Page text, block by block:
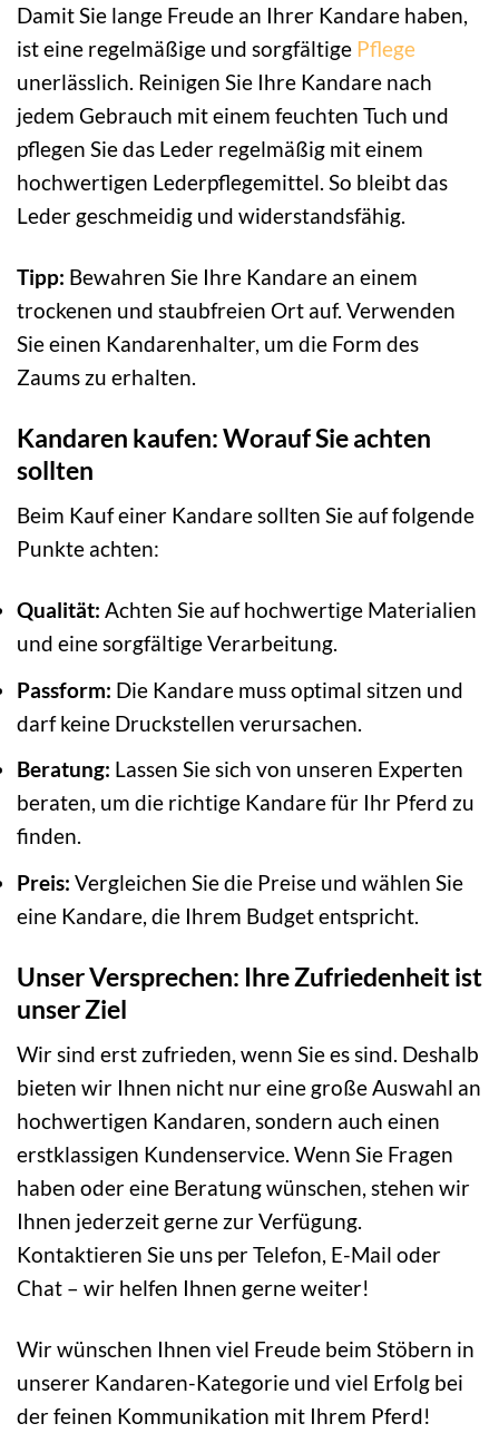
Damit Sie lange Freude an Ihrer Kandare haben,
ist eine regelmäßige und sorgfältige Pflege
unerlässlich. Reinigen Sie Ihre Kandare nach
jedem Gebrauch mit einem feuchten Tuch und
pflegen Sie das Leder regelmäßig mit einem
hochwertigen Lederpflegemittel. So bleibt das
Leder geschmeidig und widerstandsfähig.
Tipp: Bewahren Sie Ihre Kandare an einem
trockenen und staubfreien Ort auf. Verwenden
Sie einen Kandarenhalter, um die Form des
Zaums zu erhalten.
Kandaren kaufen: Worauf Sie achten
sollten
Beim Kauf einer Kandare sollten Sie auf folgende
Punkte achten:
Qualität: Achten Sie auf hochwertige Materialien
und eine sorgfältige Verarbeitung.
Passform: Die Kandare muss optimal sitzen und
darf keine Druckstellen verursachen.
Beratung: Lassen Sie sich von unseren Experten
beraten, um die richtige Kandare für Ihr Pferd zu
finden.
Preis: Vergleichen Sie die Preise und wählen Sie
eine Kandare, die Ihrem Budget entspricht.
Unser Versprechen: Ihre Zufriedenheit ist
unser Ziel
Wir sind erst zufrieden, wenn Sie es sind. Deshalb
bieten wir Ihnen nicht nur eine große Auswahl an
hochwertigen Kandaren, sondern auch einen
erstklassigen Kundenservice. Wenn Sie Fragen
haben oder eine Beratung wünschen, stehen wir
Ihnen jederzeit gerne zur Verfügung.
Kontaktieren Sie uns per Telefon, E-Mail oder
Chat – wir helfen Ihnen gerne weiter!
Wir wünschen Ihnen viel Freude beim Stöbern in
unserer Kandaren-Kategorie und viel Erfolg bei
der feinen Kommunikation mit Ihrem Pferd!